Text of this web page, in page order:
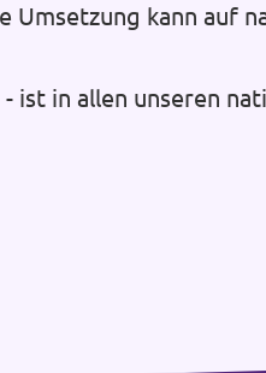
Umsetzung kann auf
ist in allen unseren